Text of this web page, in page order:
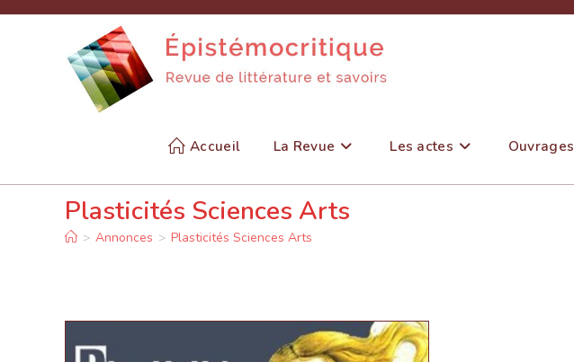
Accueil La Revue Les actes Ouvrages
Plasticités Sciences Arts
> Annonces > Plasticités Sciences Arts